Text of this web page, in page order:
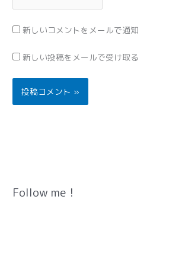
新しいコメントをメールで通知
新しい投稿をメールで受け取る
Follow me！